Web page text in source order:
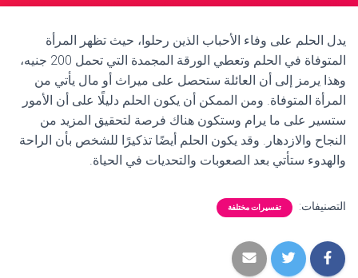
يدل الحلم على وفاء الأحباب الذين رحلوا، حيث تظهر المرأة
المتوفاة في الحلم وتعطي الورقة المجمدة التي تحمل 200 جنيه،
وهذا يرمز إلى أن العائلة ستحصل على ميراث أو مال يأتي من
المرأة المتوفاة. ومن الممكن أن يكون الحلم دليلًا على أن الأمور
ستسير على ما يرام وستكون هناك فرصة لتحقيق المزيد من
النجاح والازدهار. وقد يكون الحلم أيضًا تذكيرًا للشخص بأن الراحة
والهدوء ستأتي بعد الصعوبات والتحديات في الحياة.
التصنيفات: تفسيرات مختلفة